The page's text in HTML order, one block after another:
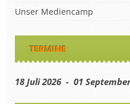
Unser Mediencamp
TERMINE
18 Juli 2026 - 01